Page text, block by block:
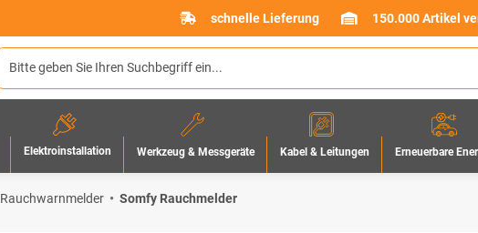
schnelle Lieferung 150.000 Artikel
Elektroinstallation Werkzeug & Messgeräte Kabel & Leitungen Erneuerbare
Rauchwarnmelder Somfy Rauchmelder